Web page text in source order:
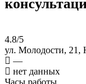
4.8/5
ул. Молодости, 21,
—
нет данных
Часы работы